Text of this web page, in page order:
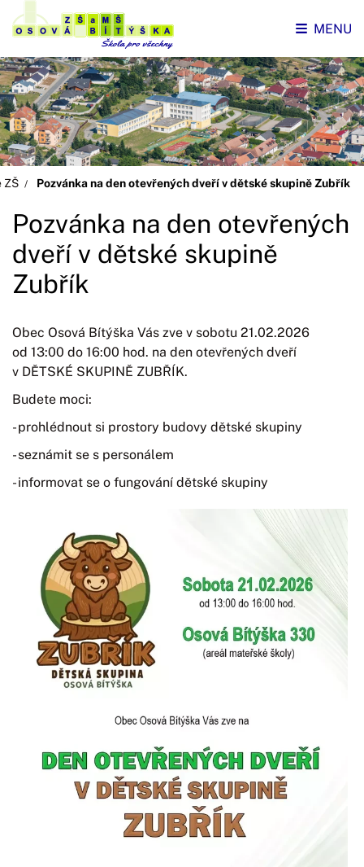
MENU
ZŠ Pozvánka na den otevřených dveří v dětské skupině Zubřík
Pozvánka na den otevřených
dveří v dětské skupině
Zubřík
Obec Osová Bítýška Vás zve v sobotu 21.02.2026
od 13:00 do 16:00 hod. na den otevřených dveří
v DĚTSKÉ SKUPINĚ ZUBŘÍK.
Budete moci:
- prohlédnout si prostory budovy dětské skupiny
- seznámit se s personálem
- informovat se o fungování dětské skupiny